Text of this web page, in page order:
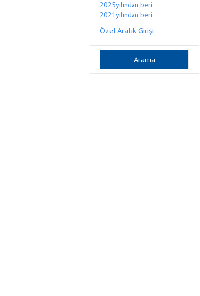
2025yılından beri
2021yılından beri
Özel Aralık Girişi